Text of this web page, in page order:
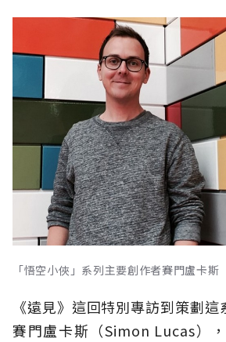
「悟空小俠」系列主要創作者賽門盧卡斯
《遠見》這回特別專訪到策劃
賽門盧卡斯（Simon Lucas）